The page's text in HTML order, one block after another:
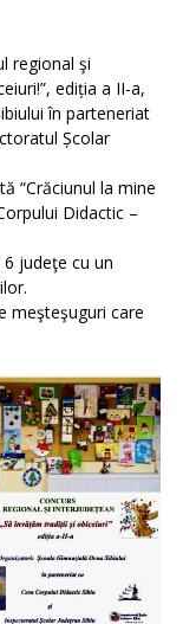
regional şi
ediția a II-a,
în parteneriat
Școlar
“Crăciunul la mine
Didactic –
judeţe cu un
meşteşuguri care